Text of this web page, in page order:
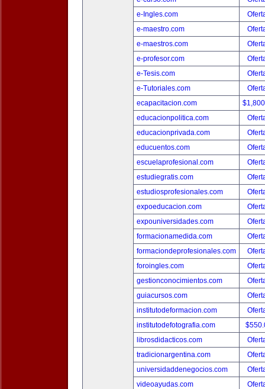
e-Ingles.com
e-maestro.com
e-maestros.com
e-profesor.com
e-Tesis.com
e-Tutoriales.com
ecapacitacion.com
educacionpolitica.com
educacionprivada.com
educuentos.com
escuelaprofesional.com
estudiegratis.com
estudiosprofesionales.com
expoeducacion.com
expouniversidades.com
formacionamedida.com
formaciondeprofesionales.com
foroingles.com
gestionconocimientos.com
guiacursos.com
institutodeformacion.com
institutodefotografia.com
librosdidacticos.com
tradicionargentina.com
universidaddenegocios.com
videoayudas.com